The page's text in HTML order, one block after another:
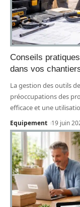
Conseils
dans vos
La gestion des outils
préoccupations des
efficace et une
Equipement 19 juin